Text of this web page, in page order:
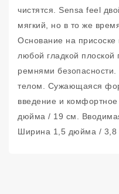
чистятся. Sensa feel
мягкий, но в то же
Основание на присоске
любой гладкой плоской
ремнями
телом. Сужающаяся
введение и
дюйма / 19 см.
Ширина 1,5 дюйма / 3,8